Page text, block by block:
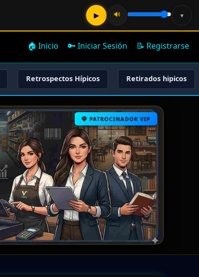
🏠 Inicio 🔑 Iniciar Sesión 📝 Registrarse
Retrospectos Hípicos Retirados hipicos
PATROCINADOR VIP
▶ 🔊 ▾